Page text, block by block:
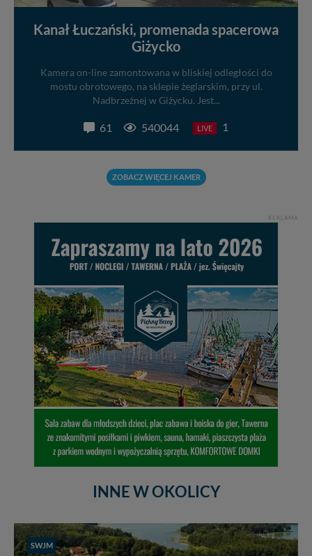
Kanał Łuczański, promenada spacerowa
Giżycko
Kamera on-line zamontowana w bliskiej odległości do
mostu obrotowego, na sklepie żeglarskim, przy ul.
Nadbrzeżnej w Giżycku. Jest...
61 540044 LIVE 1
ZOBACZ WIĘCEJ KAMER
REKLAMA
INNE W OKOLICY
SWJM